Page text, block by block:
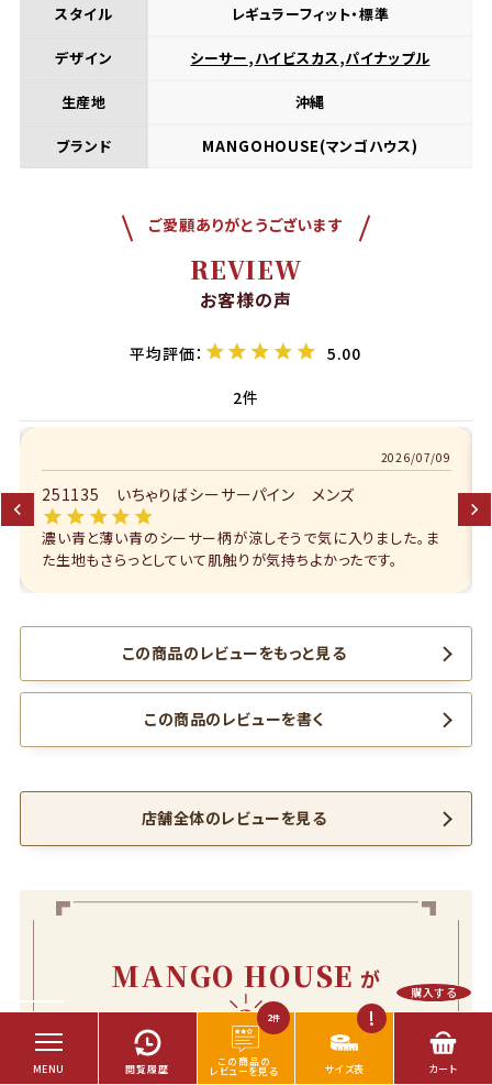
購入する
スタイル レギュラーフィット・標準
デザイン シーサー,ハイビスカス,パイナップル
生産地 沖縄
ブランド MANGOHOUSE(マンゴハウス)
ご愛顧ありがとうございます
REVIEW
お客様の声
5.00
2
2026/05/25
251135 いちゃりばシーサーパイン メンズ
The沖縄って感じの柄で色はピンクを選びました、リゾートを目
一杯感じられる一着です
この商品のレビューをもっと見る
この商品のレビューを書く
店舗全体のレビューを見る
MANGO HOUSE が
選ばれる3つの理由
2件